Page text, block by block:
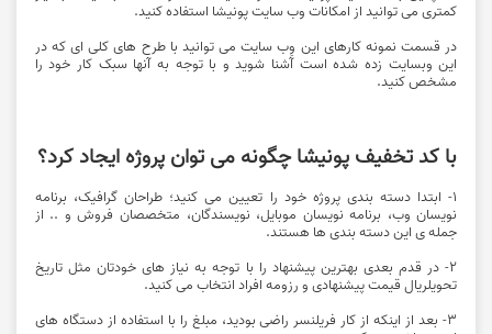
کمتری می توانید از امکانات وب سایت پونیشا استفاده کنید.
در قسمت نمونه کارهای این وب سایت می توانید با طرح های کلی ای که در
این وبسایت زده شده است آَشنا شوید و با توجه به آنها سبک کار خود را
مشخص کنید.
با کد تخفیف پونیشا چگونه می توان پروژه ایجاد کرد؟
1- ابتدا دسته بندی پروژه خود را تعیین می کنید؛ طراحان گرافیک، برنامه
نویسان وب، برنامه نویسان موبایل، نویسندگان، متخصصان فروش و .. از
جمله ی این دسته بندی ها هستند.
2- در قدم بعدی بهترین پیشنهاد را با توجه به نیاز های خودتان مثل تاریخ
تحویلريال قیمت پیشنهادی و رزومه افراد انتخاب می کنید.
3- بعد از اینکه از کار فریلنسر راضی بودید، مبلغ را با استفاده از دستگاه های